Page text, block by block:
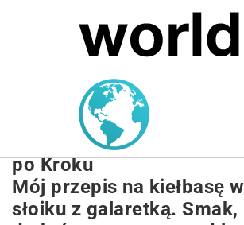
MARIUSZ ŁAMAGA 27.09.2025
Domowa Kiełbasa w
Słoiku z Galaretką:
Sprawdzony Przepis Krok
po Kroku
Mój przepis na kiełbasę w
słoiku z galaretką. Smak,